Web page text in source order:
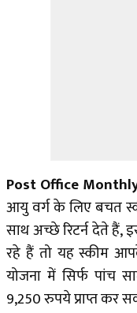
Post Office
आयु वर्ग के लिए बचत
साथ अच्छे रिटर्न देते
रहे हैं तो यह स्कीम
योजना में सिर्फ पांच
9,250 रुपये प्राप्त कर